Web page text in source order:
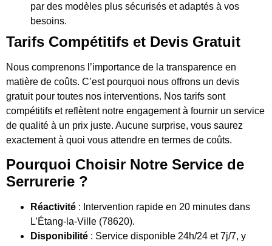
par des modèles plus sécurisés et adaptés à vos
besoins.
Tarifs Compétitifs et Devis Gratuit
Nous comprenons l’importance de la transparence en
matière de coûts. C’est pourquoi nous offrons un devis
gratuit pour toutes nos interventions. Nos tarifs sont
compétitifs et reflètent notre engagement à fournir un service
de qualité à un prix juste. Aucune surprise, vous saurez
exactement à quoi vous attendre en termes de coûts.
Pourquoi Choisir Notre Service de
Serrurerie ?
Réactivité : Intervention rapide en 20 minutes dans
L’Étang-la-Ville (78620).
Disponibilité : Service disponible 24h/24 et 7j/7, y